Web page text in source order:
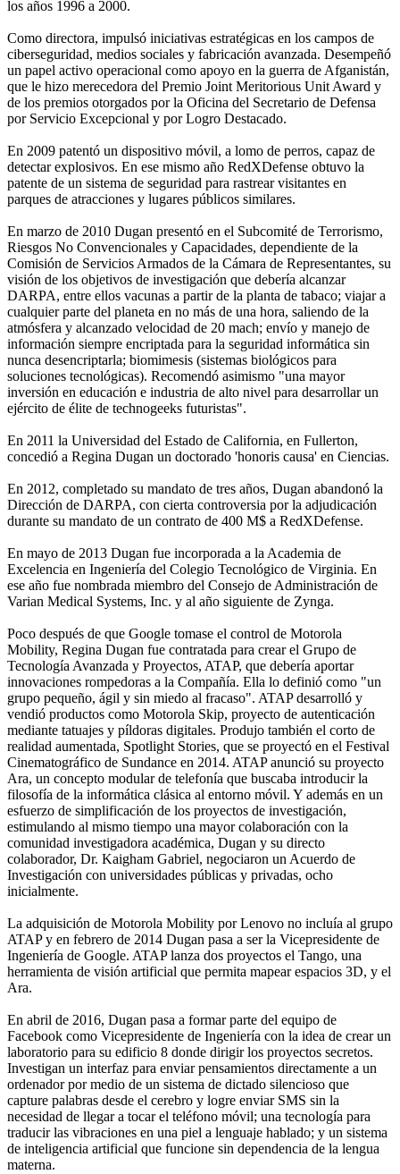
los años 1996 a 2000.
Como directora, impulsó iniciativas estratégicas en los campos de
ciberseguridad, medios sociales y fabricación avanzada. Desempeñó
un papel activo operacional como apoyo en la guerra de Afganistán,
que le hizo merecedora del Premio Joint Meritorious Unit Award y
de los premios otorgados por la Oficina del Secretario de Defensa
por Servicio Excepcional y por Logro Destacado.
En 2009 patentó un dispositivo móvil, a lomo de perros, capaz de
detectar explosivos. En ese mismo año RedXDefense obtuvo la
patente de un sistema de seguridad para rastrear visitantes en
parques de atracciones y lugares públicos similares.
En marzo de 2010 Dugan presentó en el Subcomité de Terrorismo,
Riesgos No Convencionales y Capacidades, dependiente de la
Comisión de Servicios Armados de la Cámara de Representantes, su
visión de los objetivos de investigación que debería alcanzar
DARPA, entre ellos vacunas a partir de la planta de tabaco; viajar a
cualquier parte del planeta en no más de una hora, saliendo de la
atmósfera y alcanzado velocidad de 20 mach; envío y manejo de
información siempre encriptada para la seguridad informática sin
nunca desencriptarla; biomimesis (sistemas biológicos para
soluciones tecnológicas). Recomendó asimismo "una mayor
inversión en educación e industria de alto nivel para desarrollar un
ejército de élite de technogeeks futuristas".
En 2011 la Universidad del Estado de California, en Fullerton,
concedió a Regina Dugan un doctorado 'honoris causa' en Ciencias.
En 2012, completado su mandato de tres años, Dugan abandonó la
Dirección de DARPA, con cierta controversia por la adjudicación
durante su mandato de un contrato de 400 M$ a RedXDefense.
En mayo de 2013 Dugan fue incorporada a la Academia de
Excelencia en Ingeniería del Colegio Tecnológico de Virginia. En
ese año fue nombrada miembro del Consejo de Administración de
Varian Medical Systems, Inc. y al año siguiente de Zynga.
Poco después de que Google tomase el control de Motorola
Mobility, Regina Dugan fue contratada para crear el Grupo de
Tecnología Avanzada y Proyectos, ATAP, que debería aportar
innovaciones rompedoras a la Compañía. Ella lo definió como "un
grupo pequeño, ágil y sin miedo al fracaso". ATAP desarrolló y
vendió productos como Motorola Skip, proyecto de autenticación
mediante tatuajes y píldoras digitales. Produjo también el corto de
realidad aumentada, Spotlight Stories, que se proyectó en el Festival
Cinematográfico de Sundance en 2014. ATAP anunció su proyecto
Ara, un concepto modular de telefonía que buscaba introducir la
filosofía de la informática clásica al entorno móvil. Y además en un
esfuerzo de simplificación de los proyectos de investigación,
estimulando al mismo tiempo una mayor colaboración con la
comunidad investigadora académica, Dugan y su directo
colaborador, Dr. Kaigham Gabriel, negociaron un Acuerdo de
Investigación con universidades públicas y privadas, ocho
inicialmente.
La adquisición de Motorola Mobility por Lenovo no incluía al grupo
ATAP y en febrero de 2014 Dugan pasa a ser la Vicepresidente de
Ingeniería de Google. ATAP lanza dos proyectos el Tango, una
herramienta de visión artificial que permita mapear espacios 3D, y el
Ara.
En abril de 2016, Dugan pasa a formar parte del equipo de
Facebook como Vicepresidente de Ingeniería con la idea de crear un
laboratorio para su edificio 8 donde dirigir los proyectos secretos.
Investigan un interfaz para enviar pensamientos directamente a un
ordenador por medio de un sistema de dictado silencioso que
capture palabras desde el cerebro y logre enviar SMS sin la
necesidad de llegar a tocar el teléfono móvil; una tecnología para
traducir las vibraciones en una piel a lenguaje hablado; y un sistema
de inteligencia artificial que funcione sin dependencia de la lengua
materna.